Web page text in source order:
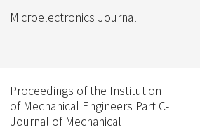
Microelectronics Journal
Proceedings of the Institution
of Mechanical Engineers Part C-
Journal of Mechanical